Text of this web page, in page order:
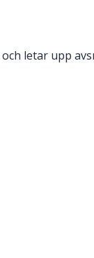
och letar upp